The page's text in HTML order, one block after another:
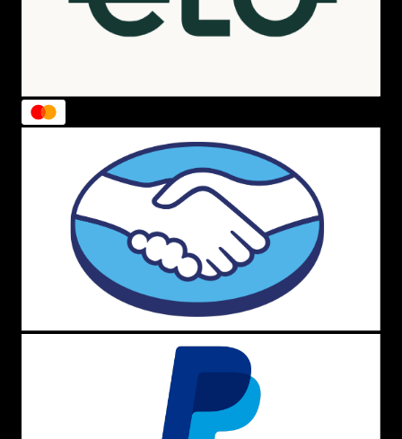
facilidade de uso.
grafismos sazonais exclusivos da marca, ideal
para iluminar looks de verão ou produções mais
cleans.
Perguntas e Respostas Frequentes sobre
Bolsas Converse All Star
Por que Garantir sua Bolsa Converse na
Menina Shoes?
Seja para ir à escola, faculdade, treinos ou para brilhar no
próximo festival de música, a linha de bolsas da
Converse entrega o equilíbrio perfeito entre resistência,
preço justo e forte identidade visual. Na
nós nos orgulhamos de oferecer uma seleção atualizada
com os últimos lançamentos globais da marca.
Navegue pela nossa categoria completa, escolha o